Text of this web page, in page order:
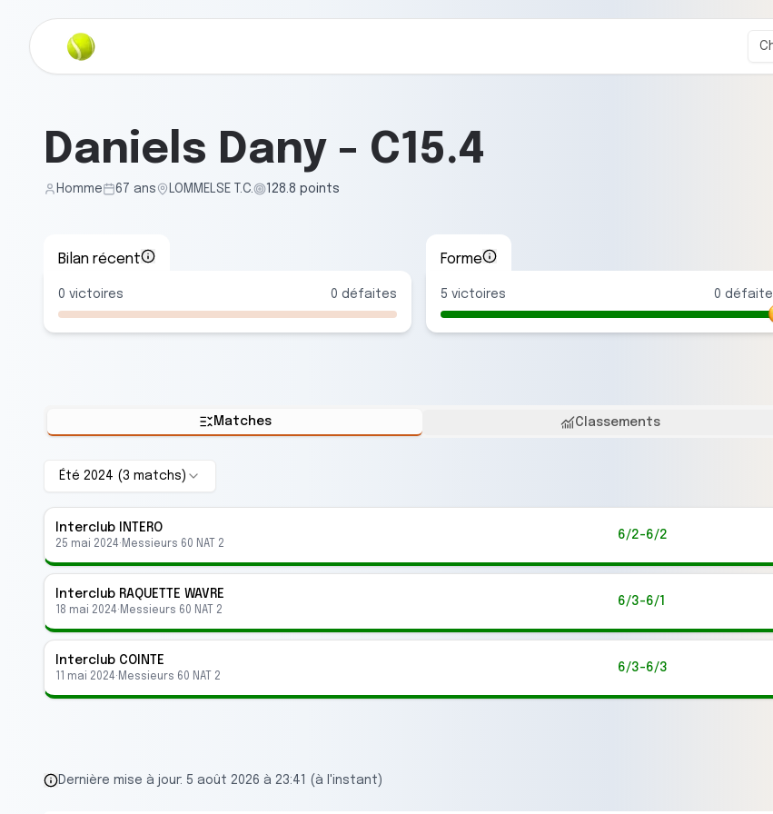
Daniels Dany - C15.4
Homme 67 ans LOMMELSE T.C. 128.8 points
Bilan récent
0 victoires 0 défaites
Forme
5 victoires 0 défaite
Matches Classements
Été 2024 (3 matchs )
Interclub INTERO
25 mai 2024· Messieurs 60 NAT 2
6/2-6/2
Interclub RAQUETTE WAVRE
18 mai 2024· Messieurs 60 NAT 2
6/3-6/1
Interclub COINTE
11 mai 2024· Messieurs 60 NAT 2
6/3-6/3
Dernière mise à jour: 5 août 2026 à 23:41 (à l'instant)